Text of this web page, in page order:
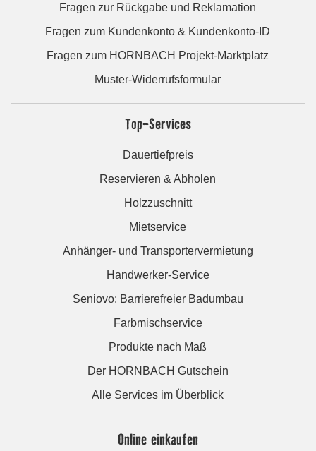
Fragen zur Rückgabe und Reklamation
Fragen zum Kundenkonto & Kundenkonto-ID
Fragen zum HORNBACH Projekt-Marktplatz
Muster-Widerrufsformular
Top-Services
Dauertiefpreis
Reservieren & Abholen
Holzzuschnitt
Mietservice
Anhänger- und Transportervermietung
Handwerker-Service
Seniovo: Barrierefreier Badumbau
Farbmischservice
Produkte nach Maß
Der HORNBACH Gutschein
Alle Services im Überblick
Online einkaufen